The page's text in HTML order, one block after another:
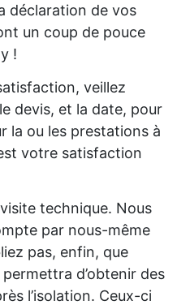
déclaration de vos
un coup de pouce
!
veillez
devis, et la date, pour
la ou les prestations à
votre satisfaction
technique. Nous
par nous-même
pas, enfin, que
d’obtenir des
l’isolation. Ceux-ci